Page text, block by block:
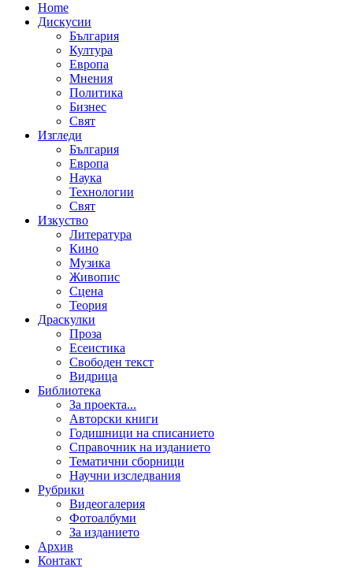
Home
Дискусии
България
Култура
Европа
Мнения
Политика
Бизнес
Свят
Изгледи
България
Европа
Наука
Технологии
Свят
Изкуство
Литература
Кино
Музика
Живопис
Сцена
Теория
Драскулки
Проза
Есеистика
Свободен текст
Видрица
Библиотека
За проекта...
Авторски книги
Годишници на списанието
Справочник на изданието
Тематични сборници
Научни изследвания
Рубрики
Видеогалерия
Фотоалбуми
За изданието
Архив
Контакт